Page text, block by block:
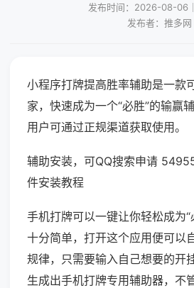
发布时间：2026-08-06
发布者：推多网
小程序打牌提高胜率辅助是一款
家，快速成为一个“必胜”的输赢
用户可通过正规渠道获取使用。
辅助安装，可QQ搜索申请
件安装教程
手机打牌可以一键让你轻松成为
十分简单，打开这个应用便可以
规律，只需要输入自己想要的开
生成出手机打牌专用辅助器，不